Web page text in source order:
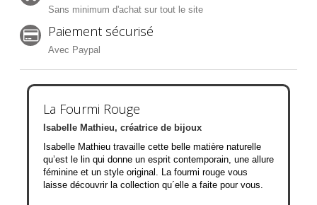
Sans minimum d'achat sur tout le site
Paiement sécurisé
Avec Paypal
La Fourmi Rouge
Isabelle Mathieu, créatrice de bijoux
Isabelle Mathieu travaille cette belle matière naturelle
qu’est le lin qui donne un esprit contemporain, une allure
féminine et un style original. La fourmi rouge vous
laisse découvrir la collection qu´elle a faite pour vous.